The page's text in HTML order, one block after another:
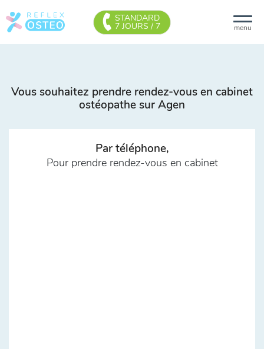
menu
STANDARD
7 JOURS / 7
Vous souhaitez prendre rendez-vous en cabinet
ostéopathe sur Agen
Par téléphone,
Pour prendre rendez-vous en cabinet